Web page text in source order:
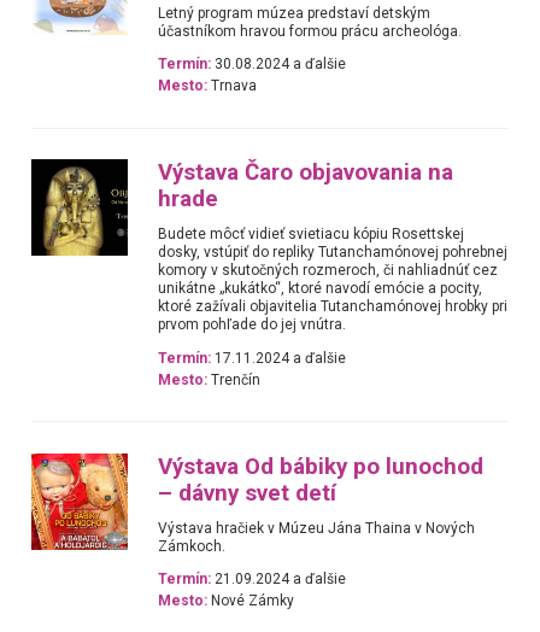
Letný program múzea predstaví detským
účastníkom hravou formou prácu archeológa.
Termín: 30.08.2024 a ďalšie
Mesto: Trnava
Výstava Čaro objavovania na
hrade
Budete môcť vidieť svietiacu kópiu Rosettskej
dosky, vstúpiť do repliky Tutanchamónovej pohrebnej
komory v skutočných rozmeroch, či nahliadnúť cez
unikátne „kukátko“, ktoré navodí emócie a pocity,
ktoré zažívali objavitelia Tutanchamónovej hrobky pri
prvom pohľade do jej vnútra.
Termín: 17.11.2024 a ďalšie
Mesto: Trenčín
Výstava Od bábiky po lunochod
– dávny svet detí
Výstava hračiek v Múzeu Jána Thaina v Nových
Zámkoch.
Termín: 21.09.2024 a ďalšie
Mesto: Nové Zámky